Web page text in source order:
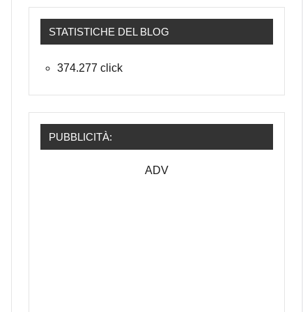
STATISTICHE DEL BLOG
374.277 click
PUBBLICITÀ:
ADV